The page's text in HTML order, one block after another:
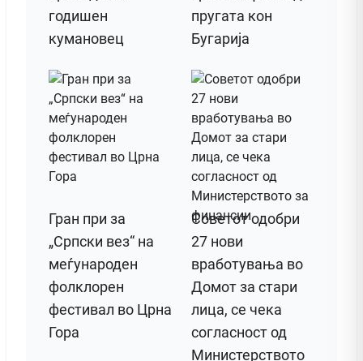
годишен
кумановец
пругата кон
Бугарија
Гран при за
„Српски вез“ на
меѓународен
фолклорен
фестивал во Црна
Гора
Советот одобри
27 нови
вработувања во
Домот за стари
лица, се чека
согласност од
Министерството